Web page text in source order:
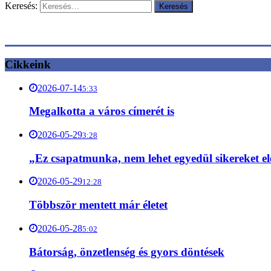
Keresés:
Cikkeink
2026-07-145:33
Megalkotta a város címerét is
2026-05-293:28
„Ez csapatmunka, nem lehet egyedül sikereket
2026-05-2912:28
Többször mentett már életet
2026-05-285:02
Bátorság, önzetlenség és gyors döntések